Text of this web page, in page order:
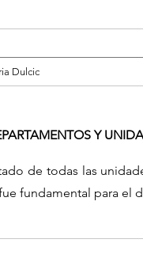
Dulcic
Y
de todas las
fundamental para el